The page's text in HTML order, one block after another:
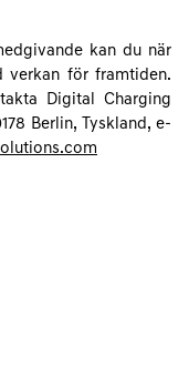
kan du när
verkan för framtiden.
Digital Charging
Berlin, Tyskland, e-